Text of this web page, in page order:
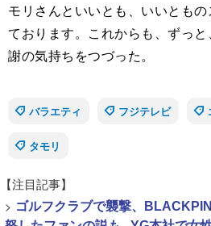
モリさんといいとも、いいとも
ております。これからも、ずっ
謝の気持ちをつづった。
バラエティ
フジテレビ
タモリ
【注目記事】
> ゴルフクラブで襲撃、